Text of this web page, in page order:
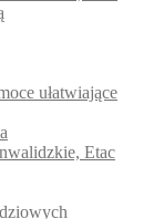
ułatwiające
Etac